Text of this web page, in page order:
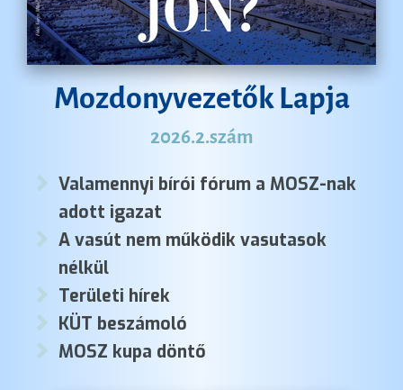
Mozdonyvezetők Lapja
2026.2.szám
Valamennyi bírói fórum a MOSZ-nak
adott igazat
A vasút nem működik vasutasok
nélkül
Területi hírek
KÜT beszámoló
MOSZ kupa döntő